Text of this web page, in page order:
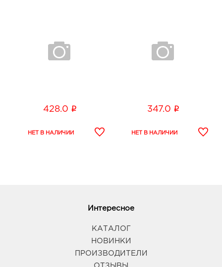
428.0 i 347.0 i
Интересное
КАТАЛОГ
НОВИНКИ
ПРОИЗВОДИТЕЛИ
ОТЗЫВЫ